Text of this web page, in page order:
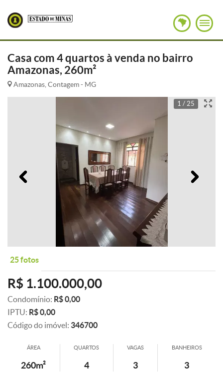
Casa com 4 quartos à venda no bairro
Amazonas, 260m²
Amazonas, Contagem - MG
1 / 25
Anterior
25 fotos
R$ 1.100.000,00
Condomínio: R$ 0,00
IPTU: R$ 0,00
Código do imóvel: 346700
ÁREA
260m²
QUARTOS
4
VAGAS
3
BANHEIROS
3